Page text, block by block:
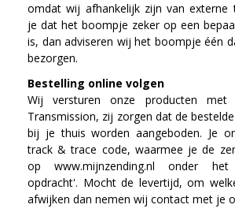
omdat wij afhankelijk zijn van externe
je dat het boompje zeker op een
is, dan adviseren wij het boompje één
bezorgen.
Bestelling online volgen
Wij versturen onze producten met
Transmission, zij zorgen dat de
bij je thuis worden aangeboden. Je
track & trace code, waarmee je de
op www.mijnzending.nl onder
opdracht'. Mocht de levertijd, om
afwijken dan nemen wij contact met je